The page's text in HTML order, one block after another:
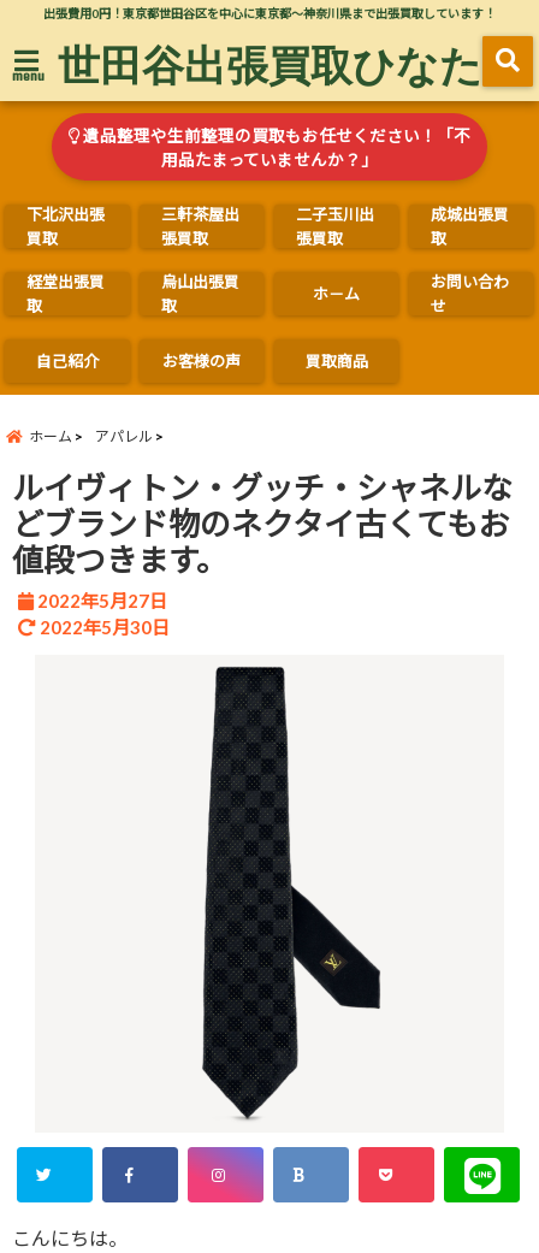
出張費用0円！東京都世田谷区を中心に東京都～神奈川県まで出張買取しています！
menu 世田谷出張買取ひなた
遺品整理や生前整理の買取もお任せください！「不
用品たまっていませんか？」
下北沢出張
買取
三軒茶屋出
張買取
二子玉川出
張買取
成城出張買
取
経堂出張買
取
烏山出張買
取
ホ－ム
お問い合わ
せ
自己紹介 お客様の声 買取商品
ホーム アパレル
ルイヴィトン・グッチ・シャネルな
どブランド物のネクタイ古くてもお
値段つきます。
2022年5月27日
2022年5月30日
こんにちは。